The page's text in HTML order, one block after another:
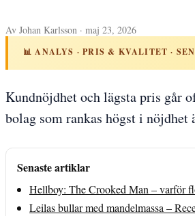
Av Johan Karlsson · maj 23, 2026
📊 ANALYS · PRIS & KVALITET ·
Kundnöjdhet och lägsta pris går
bolag som rankas högst i
Senaste artiklar
Hellboy: The Crooked Man – varför
Leilas bullar med mandelmassa –